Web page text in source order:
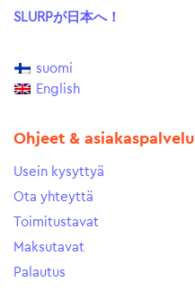
SLURPが日本へ！
suomi
English
Ohjeet & asiakaspalvelu
Usein kysyttyä
Ota yhteyttä
Toimitustavat
Maksutavat
Palautus